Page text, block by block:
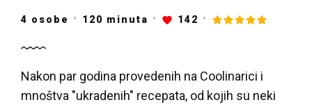
4 osobe 120 minuta 142
Nakon par godina provedenih na Coolinarici i
mnoštva "ukradenih" recepata, od kojih su neki